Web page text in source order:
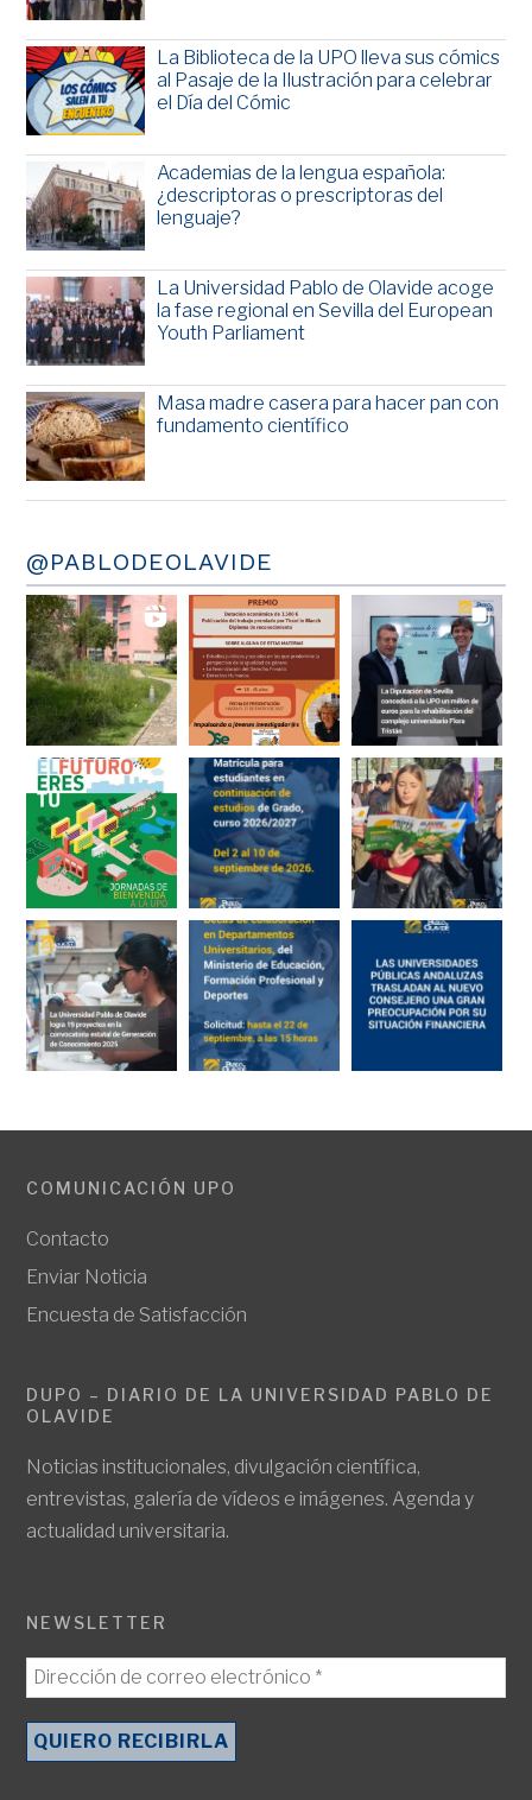
La Biblioteca de la UPO lleva sus cómics
al Pasaje de la Ilustración para celebrar
el Día del Cómic
Academias de la lengua española:
¿descriptoras o prescriptoras del
lenguaje?
La Universidad Pablo de Olavide acoge
la fase regional en Sevilla del European
Youth Parliament
Masa madre casera para hacer pan con
fundamento científico
@PABLODEOLAVIDE
COMUNICACIÓN UPO
Contacto
Enviar Noticia
Encuesta de Satisfacción
DUPO – DIARIO DE LA UNIVERSIDAD PABLO DE
OLAVIDE
Noticias institucionales, divulgación científica,
entrevistas, galería de vídeos e imágenes. Agenda y
actualidad universitaria.
NEWSLETTER